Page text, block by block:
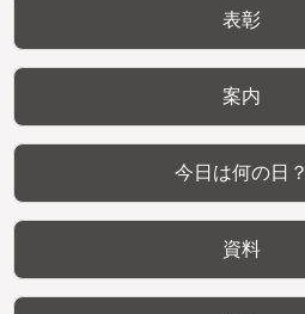
表彰
案内
今日は何の日？
資料